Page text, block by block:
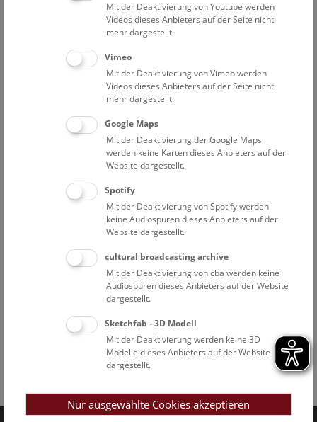
Eine Nacht im Museum
Mit der Deaktivierung von Youtube werden
Videos dieses Anbieters auf der Seite nicht
mehr dargestellt.
Vimeo
Mit der Deaktivierung von Vimeo werden
Videos dieses Anbieters auf der Seite nicht
mehr dargestellt.
Google Maps
Mit der Deaktivierung der Google Maps
werden keine Karten dieses Anbieters auf der
Website dargestellt.
Spotify
Mit der Deaktivierung von Spotify werden
keine Audiospuren dieses Anbieters auf der
Website dargestellt.
cultural broadcasting archive
Mit der Deaktivierung von cba werden keine
Audiospuren dieses Anbieters auf der Website
dargestellt.
Sketchfab - 3D Modell
Mit der Deaktivierung werden keine 3D
Modelle dieses Anbieters auf der Website
dargestellt.
Nur ausgewählte Cookies akzeptieren